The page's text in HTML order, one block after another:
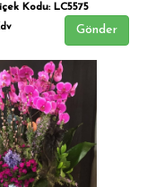
Kodu: LC5575
Gönder